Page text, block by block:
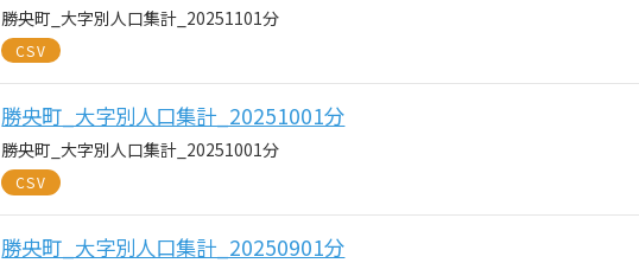
勝央町_大字別人口集計_20251101分
CSV
勝央町_大字別人口集計_20251001分
勝央町_大字別人口集計_20251001分
CSV
勝央町_大字別人口集計_20250901分